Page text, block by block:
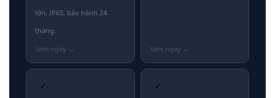
lớn, IP65, bảo hành 24
tháng.
✓ ✓